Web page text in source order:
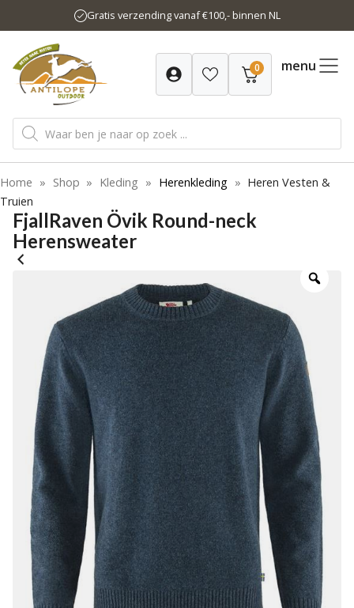
naar
inhoud
Gratis verzending vanaf €100,- binnen NL
0 menu
Producten
zoeken
Home » Shop » Kleding » Herenkleding » Heren Vesten &
Truien
FjallRaven Övik Round-neck
Herensweater